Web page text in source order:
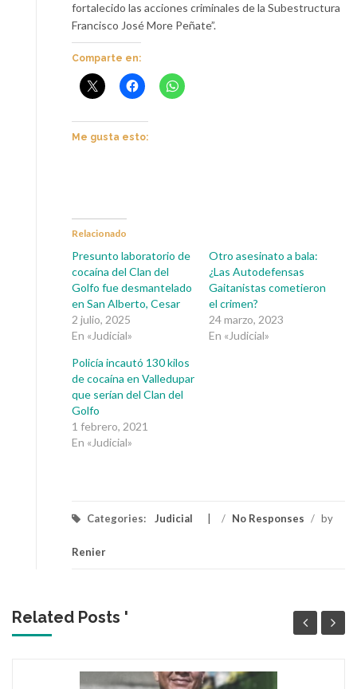
fortalecido las acciones criminales de la Subestructura
Francisco José More Peñate”.
Comparte en:
Me gusta esto:
Relacionado
Presunto laboratorio de
cocaína del Clan del
Golfo fue desmantelado
en San Alberto, Cesar
2 julio, 2025
En «Judicial»
Otro asesinato a bala:
¿Las Autodefensas
Gaitanistas cometieron
el crimen?
24 marzo, 2023
En «Judicial»
Policía incautó 130 kilos
de cocaína en Valledupar
que serían del Clan del
Golfo
1 febrero, 2021
En «Judicial»
Categories: Judicial / No Responses / by
Renier
Related Posts '